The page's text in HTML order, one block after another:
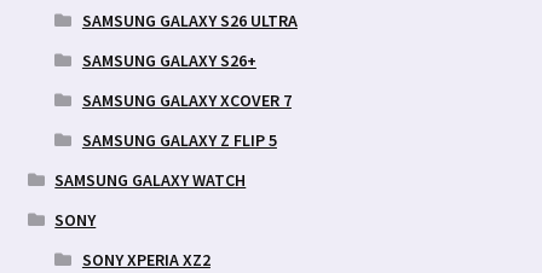
SAMSUNG GALAXY S26 ULTRA
SAMSUNG GALAXY S26+
SAMSUNG GALAXY XCOVER 7
SAMSUNG GALAXY Z FLIP 5
SAMSUNG GALAXY WATCH
SONY
SONY XPERIA XZ2